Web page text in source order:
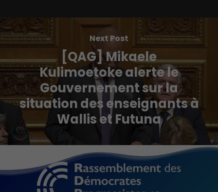
Next Post
[QAG] Mikaele
Kulimoetoke alerte le
Gouvernement sur la
situation des enseignants à
Wallis et Futuna